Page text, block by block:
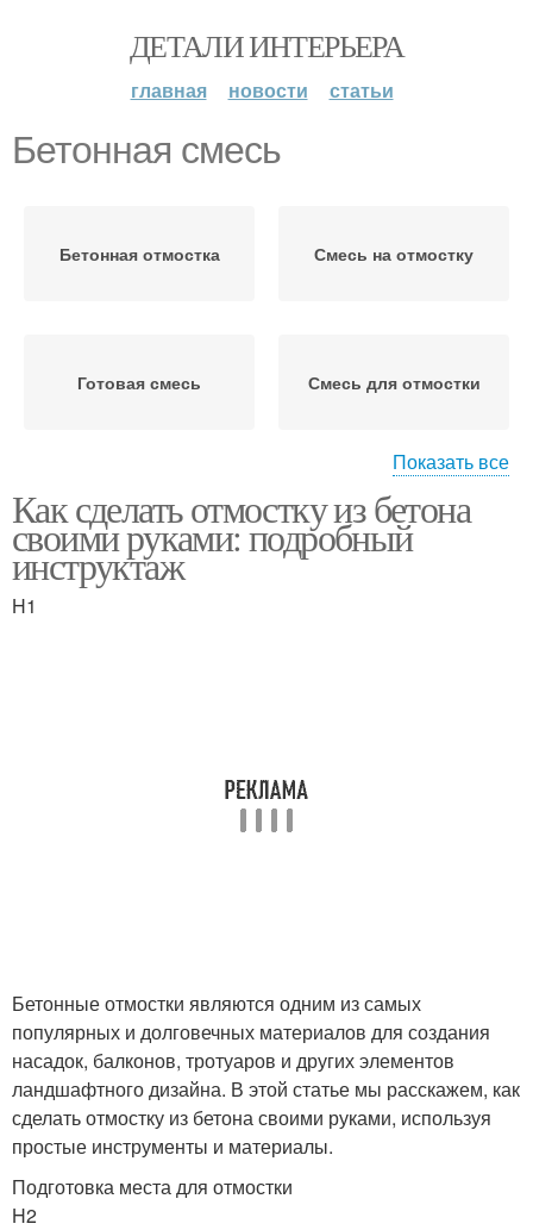
ДЕТАЛИ ИНТЕРЬЕРА
главная новости статьи
Бетонная смесь
Бетонная отмостка Смесь на отмостку
Готовая смесь Смесь для отмостки
Смеси для отмостки
Пропорции для
бетонной смеси
Показать все
Как сделать отмостку из бетона
своими руками: подробный
инструктаж
H1
Бетонные отмостки являются одним из самых
популярных и долговечных материалов для создания
насадок, балконов, тротуаров и других элементов
ландшафтного дизайна. В этой статье мы расскажем, как
сделать отмостку из бетона своими руками, используя
простые инструменты и материалы.
Подготовка места для отмостки
H2